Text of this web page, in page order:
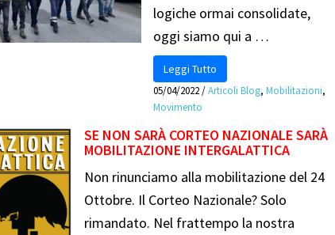
logiche ormai consolidate,
oggi siamo qui a …
Leggi Tutto
05/04/2022/Articoli Blog,Mobilitazioni,
Movimento
SE NON SARÀ CORTEO NAZIONALE SARÀ
MOBILITAZIONE INTERGALATTICA
Non rinunciamo alla mobilitazione del 24
Ottobre. Il Corteo Nazionale? Solo
rimandato. Nel frattempo la nostra